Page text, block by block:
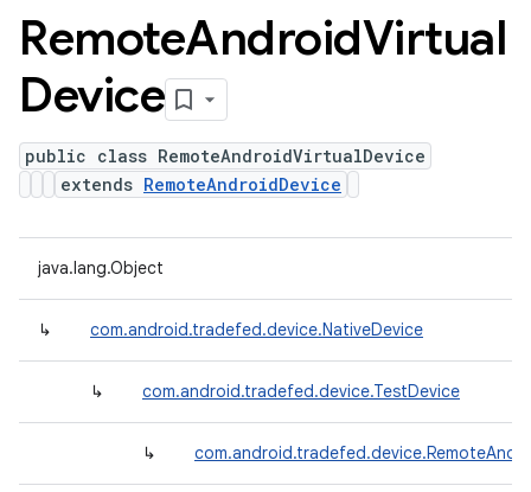
RemoteAndroidVirtual
Device
public class RemoteAndroidVirtualDevice
extends RemoteAndroidDevice
java.lang.Object
↳ com.android.tradefed.device.NativeDevice
↳ com.android.tradefed.device.TestDevice
↳